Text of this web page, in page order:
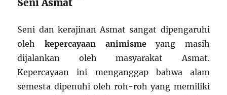
Seni Asmat
Seni dan kerajinan Asmat sangat dipengaruhi
oleh kepercayaan animismeyang masih
dijalankan oleh masyarakat Asmat.
Kepercayaan ini menganggap bahwa alam
semesta dipenuhi oleh roh-roh yang memiliki